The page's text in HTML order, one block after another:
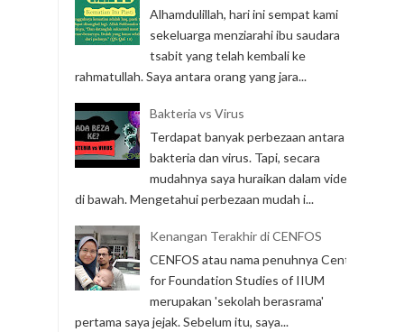
Alhamdulillah, hari ini sempat kami
sekeluarga menziarahi ibu saudara
tsabit yang telah kembali ke
rahmatullah. Saya antara orang yang jara...
Bakteria vs Virus
Terdapat banyak perbezaan antara
bakteria dan virus. Tapi, secara
mudahnya saya huraikan dalam video
di bawah. Mengetahui perbezaan mudah i...
Kenangan Terakhir di CENFOS
CENFOS atau nama penuhnya Center
for Foundation Studies of IIUM
merupakan 'sekolah berasrama'
pertama saya jejak. Sebelum itu, saya...